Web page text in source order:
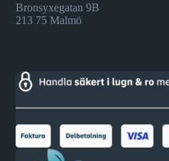
Bronsyxegatan 9B
213 75 Malmö